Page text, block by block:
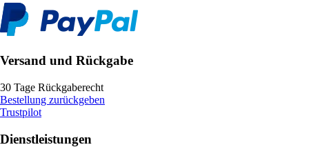
Versand und Rückgabe
30 Tage Rückgaberecht
Bestellung zurückgeben
Trustpilot
Dienstleistungen